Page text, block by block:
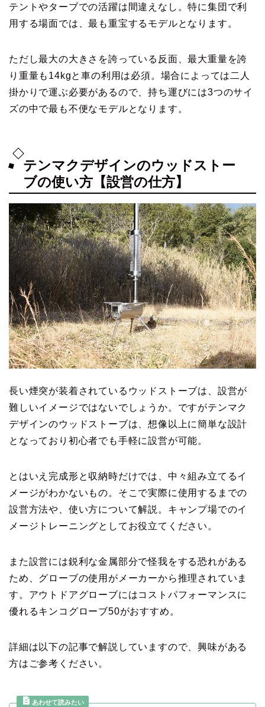
テントやターブでの活躍は間違えなし。特に集団で利
用する場面では、最も重宝するモデルとなります。
ただし最大の大きさを誇っている反面、最大重量を誇
り重量も14kgと車の利用は必須。場合によっては二人
掛かりで運ぶ必要があるので、持ち運びには3つのサイ
ズの中で最も不便なモデルとなります。
テンマクデザインのウッドストー
ブの使い方【設営の仕方】
長い煙突が装着されているウッドストーブは、設営が
難しいイメージではないでしょうか。ですがテンマク
デザインのウッドストーブは、想像以上に簡単な設計
となっており初心者でも手軽に設営が可能。
とはいえ完成形と収納時だけでは、中々組み立てるイ
メージがわかないもの。そこで実際に使用するまでの
設営方法や、使い方について解説。キャンプ場でのイ
メージトレーニングとしてお役立てください。
また設営には鋭利な金属部分で怪我をする恐れがある
ため、グローブの使用がメーカーから推理されていま
す。アウトドアグローブにはコストパフォーマンスに
優れるキンコグローブ50がおすすめ。
詳細は以下の記事で解説していますので、興味がある
方はご参考ください。